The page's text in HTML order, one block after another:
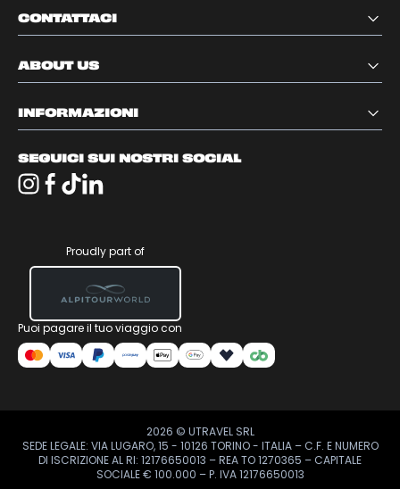
CONTATTACI
ABOUT US
INFORMAZIONI
SEGUICI SUI NOSTRI SOCIAL
Proudly part of
Puoi pagare il tuo viaggio con
2026 © UTRAVEL SRL
SEDE LEGALE: VIA LUGARO, 15 - 10126 TORINO - ITALIA – C.F. E NUMERO
DI ISCRIZIONE AL RI: 12176650013 – REA TO 1270365 – CAPITALE
SOCIALE € 100.000 – P. IVA 12176650013